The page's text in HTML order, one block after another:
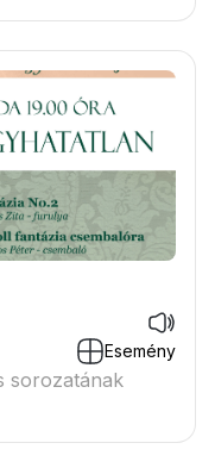
Esemény
sorozatának